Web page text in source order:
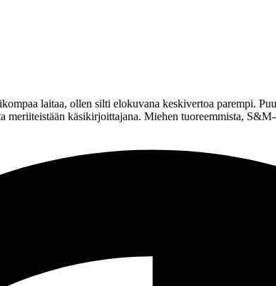
laitaa, ollen silti elokuvana keskivertoa parempi.
käsikirjoittajana. Miehen tuoreemmista,